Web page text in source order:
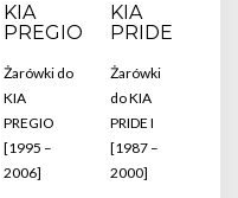
KIA
PREGIO
Żarówki do
KIA
PREGIO
[1995 –
2006]
KIA
PRIDE
Żarówki
do KIA
PRIDE I
[1987 –
2000]